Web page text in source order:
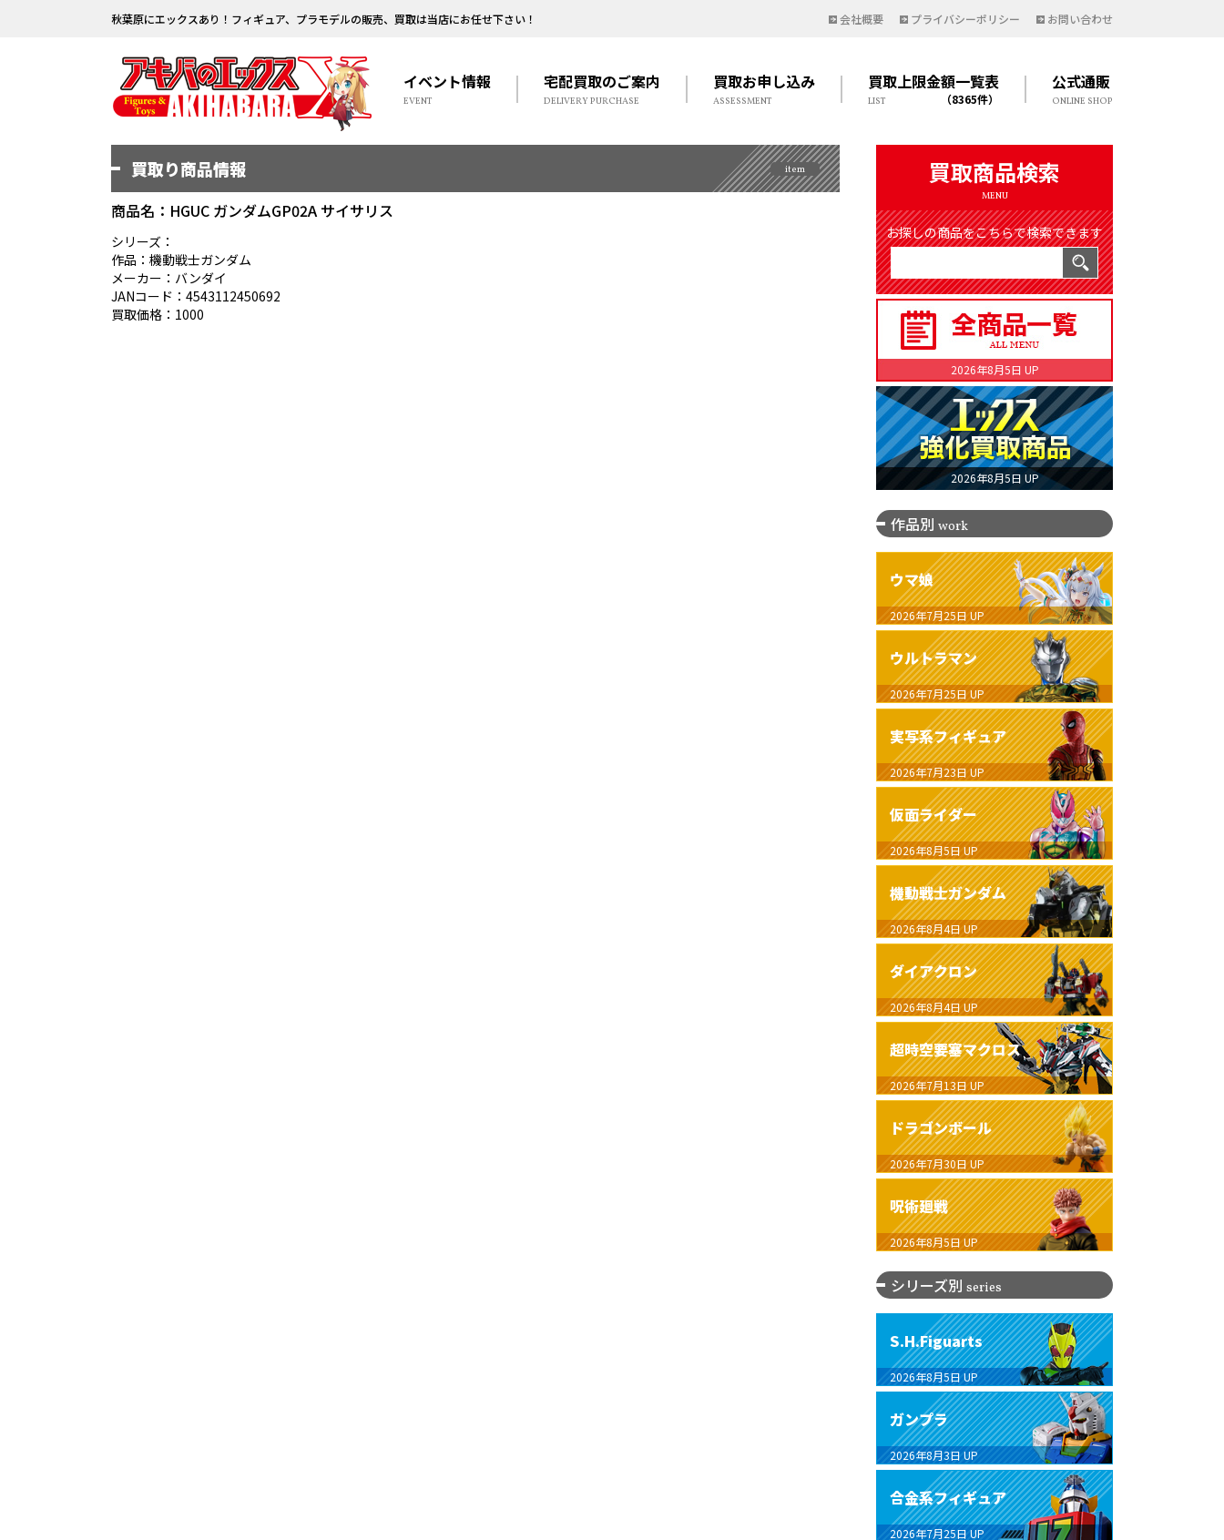
秋葉原にエックスあり！フィギュア、プラモデルの販売、買取は当店にお任せ下さい！ 会社概要 プライバシーポリシー お問い合わせ
イベント情報
EVENT
宅配買取のご案内
DELIVERY PURCHASE
買取お申し込み
ASSESSMENT
買取上限金額一覧表
（8365件）
LIST
公式通販
ONLINE SHOP
買取り商品情報 item
商品名：HGUC ガンダムGP02A サイサリス
シリーズ：
作品：機動戦士ガンダム
メーカー：バンダイ
JANコード：4543112450692
買取価格：1000
買取商品検索
MENU
お探しの商品をこちらで検索できます
2026年8月5日 UP
2026年8月5日 UP
作品別 work
ウマ娘
2026年7月25日 UP
ウルトラマン
2026年7月25日 UP
実写系フィギュア
2026年7月23日 UP
仮面ライダー
2026年8月5日 UP
機動戦士ガンダム
2026年8月4日 UP
ダイアクロン
2026年8月4日 UP
超時空要塞マクロス
2026年7月13日 UP
ドラゴンボール
2026年7月30日 UP
呪術廻戦
2026年8月5日 UP
シリーズ別 series
S.H.Figuarts
2026年8月5日 UP
ガンプラ
2026年8月3日 UP
合金系フィギュア
2026年7月25日 UP